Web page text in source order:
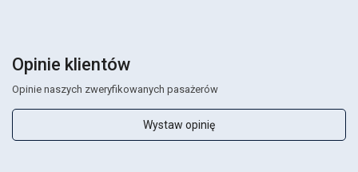
Opinie klientów
Opinie naszych zweryfikowanych pasażerów
Wystaw opinię